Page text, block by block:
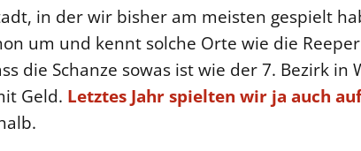
in der wir bisher am meisten gespielt
um und kennt solche Orte wie die
die Schanze sowas ist wie der 7. Bezirk in
Geld. Letztes Jahr spielten wir ja auch